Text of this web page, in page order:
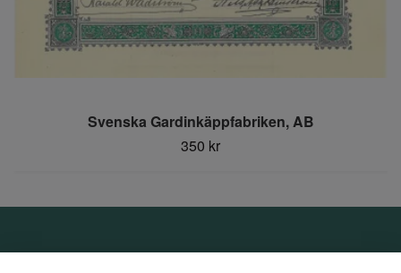
Svenska Gardinkäppfabriken, AB
350 kr